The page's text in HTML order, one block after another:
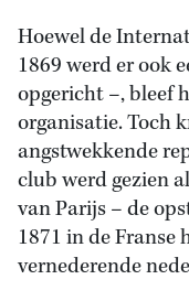
Hoewel de
1869 werd er ook
opgericht –, bleef
organisatie. Toch
angstwekkende
club werd gezien
van Parijs – de
1871 in de
vernederende